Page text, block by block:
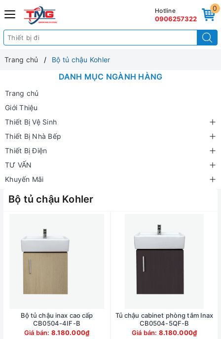
0
Hotline
0906257322
Trang chủ Bộ tủ chậu Kohler
DANH MỤC NGÀNH HÀNG
Trang chủ
Giới Thiệu
Thiết Bị Vệ Sinh
Thiết Bị Nhà Bếp
Thiết Bị Điện
TƯ VẤN
Khuyến Mãi
Bộ tủ chậu Kohler
Bộ tủ chậu inax cao cấp
CB0504-4IF-B
Giá bán: 8.180.000₫
Tủ chậu cabinet phòng tắm Inax
CB0504-5QF-B
Giá bán: 8.180.000₫